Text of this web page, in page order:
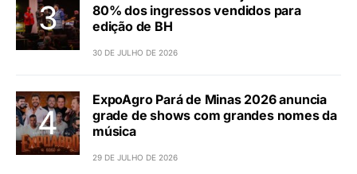
80% dos ingressos vendidos para
edição de BH
30 DE JULHO DE 2026
ExpoAgro Pará de Minas 2026 anuncia
grade de shows com grandes nomes da
música
29 DE JULHO DE 2026